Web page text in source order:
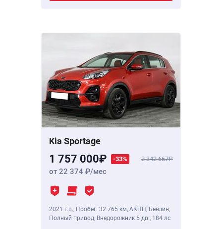
Kia Sportage
1 757 000 -33% 2 342 667
от 22 374 /мес
2021 г.в., Пробег: 32 765 км, АКПП, Бензин,
Полный привод, Внедорожник 5 дв., 184 лс